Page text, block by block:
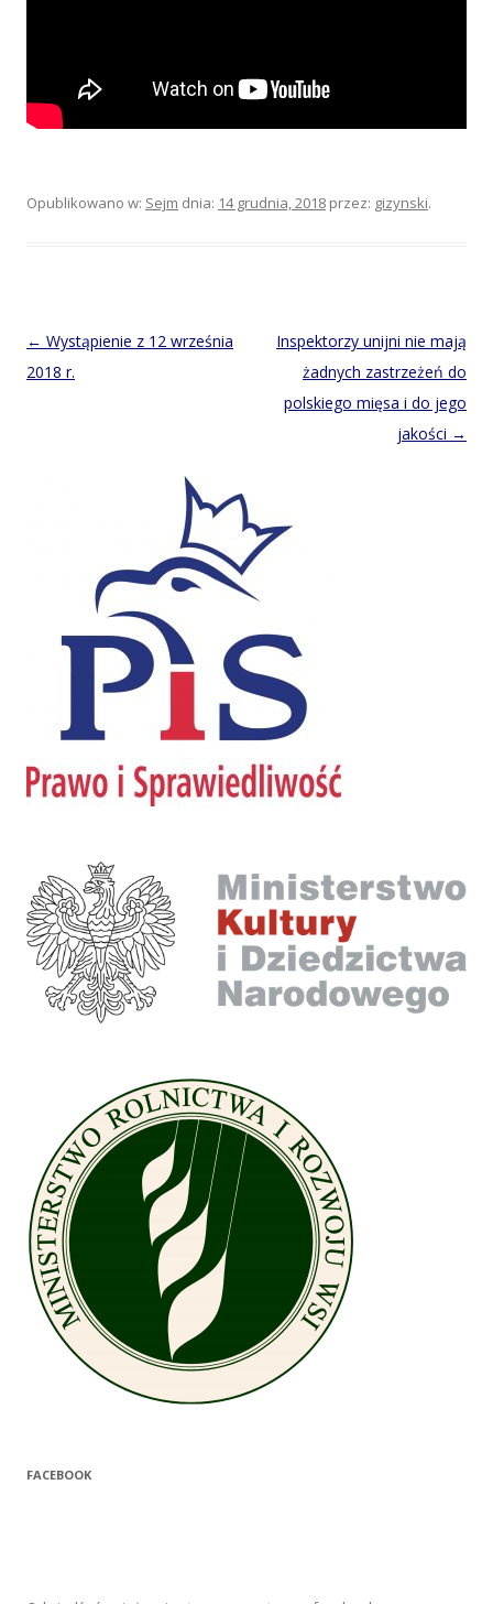
Opublikowano w: Sejm dnia: 14 grudnia, 2018 przez: gizynski.
Post
navigation
← Wystąpienie z 12 września
2018 r.
Inspektorzy unijni nie mają
żadnych zastrzeżeń do
polskiego mięsa i do jego
jakości →
FACEBOOK